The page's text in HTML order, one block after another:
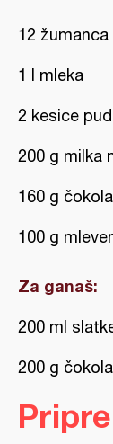
12 žumanca
1 l mleka
2 kesice
200 g milka
160 g
100 g
Za ganaš:
200 ml
200 g